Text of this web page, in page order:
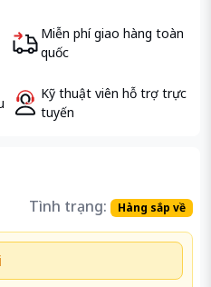
Miễn phí giao hàng toàn
quốc
Kỹ thuật viên hỗ trợ trực
tuyến
Tình trạng: Hàng sắp về